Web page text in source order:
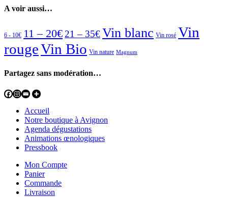
A voir aussi…
6 - 10€ 11 – 20€21 – 35€Vin blanc Vin rosé Vin
rougeVin Bio Vin nature Magnum
Partagez sans modération…
Accueil
Notre boutique à Avignon
Agenda dégustations
Animations œnologiques
Pressbook
Mon Compte
Panier
Commande
Livraison